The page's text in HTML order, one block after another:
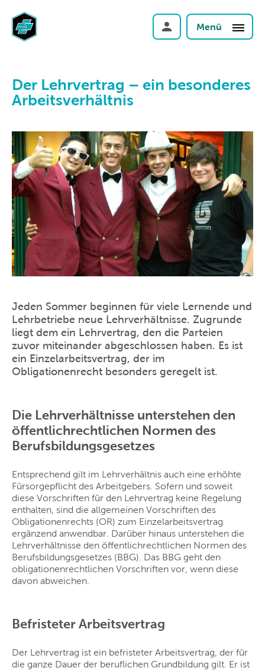
Menü
Der Lehrvertrag – ein besonderes
Arbeitsverhältnis
Jeden Sommer beginnen für viele Lernende und
Lehrbetriebe neue Lehrverhältnisse. Zugrunde
liegt dem ein Lehrvertrag, den die Parteien
zuvor miteinander abgeschlossen haben. Es ist
ein Einzelarbeitsvertrag, der im
Obligationenrecht besonders geregelt ist.
Die Lehrverhältnisse unterstehen den
öffentlichrechtlichen Normen des
Berufsbildungsgesetzes
Entsprechend gilt im Lehrverhältnis auch eine erhöhte
Fürsorgepflicht des Arbeitgebers. Sofern und soweit
diese Vorschriften für den Lehrvertrag keine Regelung
enthalten, sind die allgemeinen Vorschriften des
Obligationenrechts (OR) zum Einzelarbeitsvertrag
ergänzend anwendbar. Darüber hinaus unterstehen die
Lehrverhältnisse den öffentlichrechtlichen Normen des
Berufsbildungsgesetzes (BBG). Das BBG geht den
obligationenrechtlichen Vorschriften vor, wenn diese
davon abweichen.
Befristeter Arbeitsvertrag
Der Lehrvertrag ist ein befristeter Arbeitsvertrag, der für
die ganze Dauer der beruflichen Grundbildung gilt. Er ist